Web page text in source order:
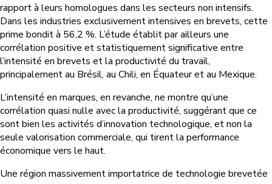
rapport à leurs homologues dans les secteurs non intensifs.
Dans les industries exclusivement intensives en brevets, cette
prime bondit à 56,2 %. L’étude établit par ailleurs une
corrélation positive et statistiquement significative entre
l’intensité en brevets et la productivité du travail,
principalement au Brésil, au Chili, en Équateur et au Mexique.
L’intensité en marques, en revanche, ne montre qu’une
corrélation quasi nulle avec la productivité, suggérant que ce
sont bien les activités d’innovation technologique, et non la
seule valorisation commerciale, qui tirent la performance
économique vers le haut.
Une région massivement importatrice de technologie brevetée